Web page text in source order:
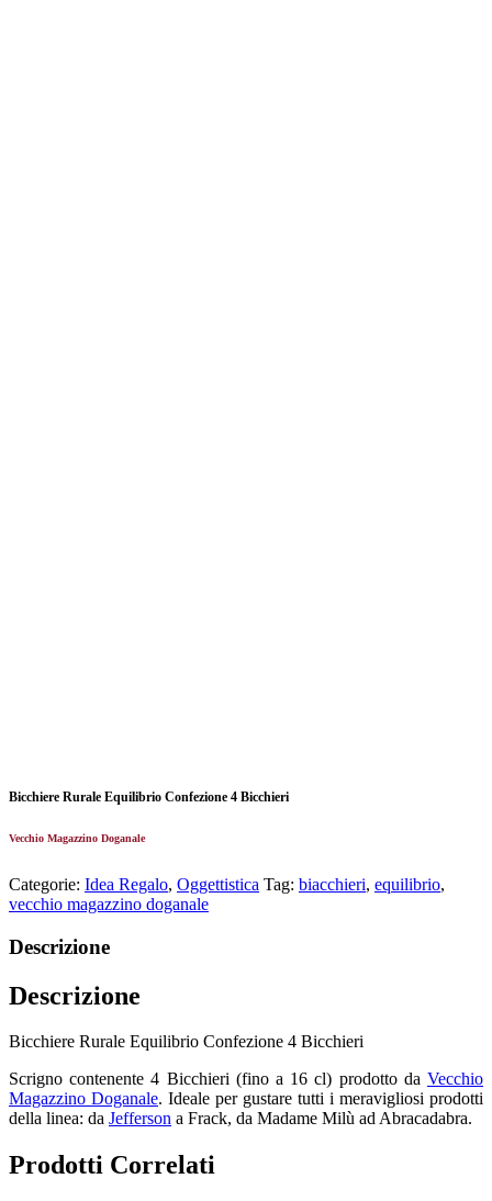
Bicchiere Rurale Equilibrio Confezione 4 Bicchieri
Vecchio Magazzino Doganale
Categorie: Idea Regalo, Oggettistica Tag: biacchieri, equilibrio,
vecchio magazzino doganale
Descrizione
Descrizione
Bicchiere Rurale Equilibrio Confezione 4 Bicchieri
Scrigno contenente 4 Bicchieri (fino a 16 cl) prodotto da Vecchio
Magazzino Doganale. Ideale per gustare tutti i meravigliosi prodotti
della linea: da Jefferson a Frack, da Madame Milù ad Abracadabra.
Prodotti Correlati